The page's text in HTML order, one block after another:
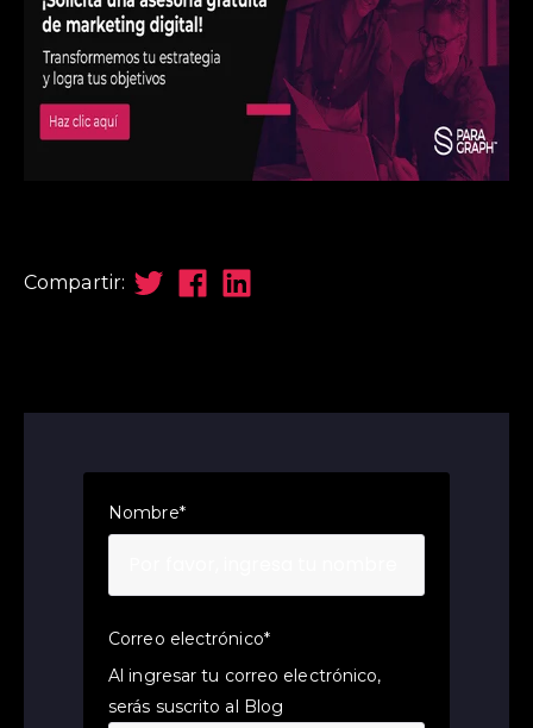
Compartir:
Nombre*
Correo electrónico*
Al ingresar tu correo electrónico,
serás suscrito al Blog